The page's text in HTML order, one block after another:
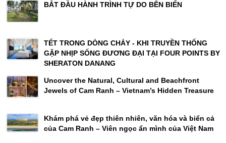
BẮT ĐẦU HÀNH TRÌNH TỰ DO BÊN BIỂN
TẾT TRONG DÒNG CHẢY - KHI TRUYỀN THỐNG
GẶP NHỊP SỐNG ĐƯƠNG ĐẠI TẠI FOUR POINTS BY
SHERATON DANANG
Uncover the Natural, Cultural and Beachfront
Jewels of Cam Ranh – Vietnam’s Hidden Treasure
Khám phá vẻ đẹp thiên nhiên, văn hóa và biển cả
của Cam Ranh – Viên ngọc ẩn mình của Việt Nam